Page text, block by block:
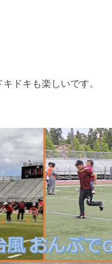
ドキも楽しいです。